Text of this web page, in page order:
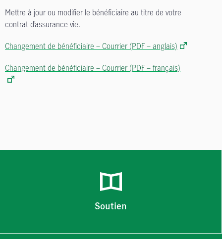
Mettre à jour ou modifier le bénéficiaire au titre de votre
contrat d’assurance vie.
Changement de bénéficiaire – Courrier (PDF – anglais)
Changement de bénéficiaire – Courrier (PDF – français)
Soutien